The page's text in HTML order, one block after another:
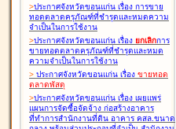
>ประกาศจังหวัดขอนแก่น เรื่อง การขาย
ทอดตลาดครุภัณฑ์ที่ชำรุดและหมดความ
จำเป็นในการใช้งาน
>ประกาศจังหวัดขอนแก่น เรื่อง ยกเลิกการ
ขายทอดตลาดครุภัณฑ์ที่ชำรุดและหมด
ความจำเป็นในการใช้งาน
> ประกาศจังหวัดขอนแก่น เรื่อง ขายทอด
ตลาดพัสดุ
>ประกาศจังหวัดขอนแก่น เรื่อง เผยแพร่
แผนการจัดซื้อจัดจ้าง ก่อสร้างอาคาร
ที่ทำการสำนักงานที่ดิน อาคาร คสล.ขนาด